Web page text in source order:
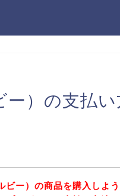
ー）の支払
ビー）の商品を購入しよ